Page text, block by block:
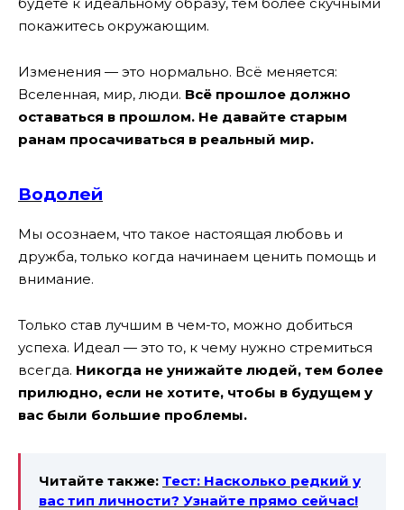
будете к идеальному образу, тем более скучными
покажитесь окружающим.
Изменения — это нормально. Всё меняется:
Вселенная, мир, люди. Всё прошлое должно
оставаться в прошлом. Не давайте старым
ранам просачиваться в реальный мир.
Водолей
Мы осознаем, что такое настоящая любовь и
дружба, только когда начинаем ценить помощь и
внимание.
Только став лучшим в чем-то, можно добиться
успеха. Идеал — это то, к чему нужно стремиться
всегда. Никогда не унижайте людей, тем более
прилюдно, если не хотите, чтобы в будущем у
вас были большие проблемы.
Читайте также: Тест: Насколько редкий у
вас тип личности? Узнайте прямо сейчас!